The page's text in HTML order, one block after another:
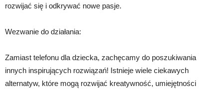
rozwijać się i odkrywać nowe pasje.
Wezwanie do działania:
Zamiast telefonu dla dziecka, zachęcamy do poszukiwania
innych inspirujących rozwiązań! Istnieje wiele ciekawych
alternatyw, które mogą rozwijać kreatywność, umiejętności